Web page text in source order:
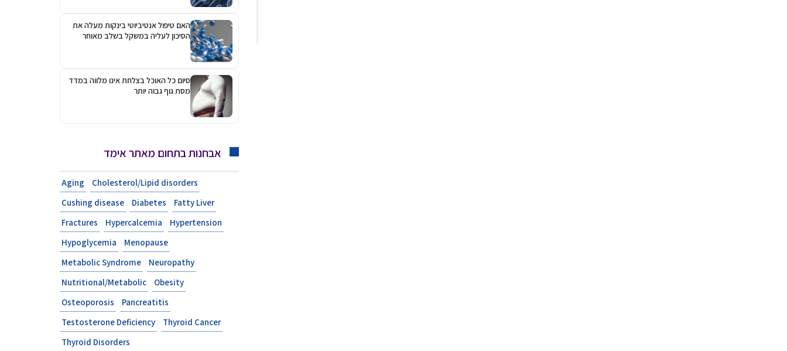
האם טיפול אנטיביוטי בינקות מעלה את
הסיכון לעליה במשקל בשלב מאוחר
סיום כל האוכל בצלחת אינו מלווה במדד
מסת גוף גבוה יותר
אבחנות בתחום מאתר אימד
Aging
Cholesterol/Lipid disorders
Cushing disease
Diabetes
Fatty Liver
Fractures
Hypercalcemia
Hypertension
Hypoglycemia
Menopause
Metabolic Syndrome
Neuropathy
Nutritional/Metabolic
Obesity
Osteoporosis
Pancreatitis
Testosterone Deficiency
Thyroid Cancer
Thyroid Disorders